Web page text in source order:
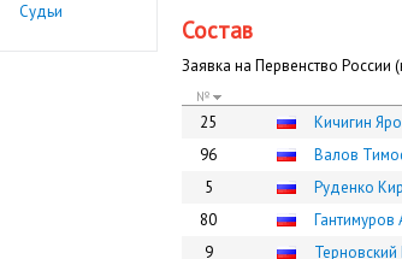
Судьи
Состав
Заявка на Первенство
№
25 Кичигин
96 Валов
5 Руденко
80 Гантимуров
9 Терновский